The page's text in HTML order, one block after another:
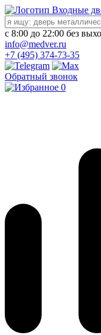
Входные
с 8:00 до 22:00 без
info@medver.ru
+7 (495) 374-73-35
Обратный звонок
0